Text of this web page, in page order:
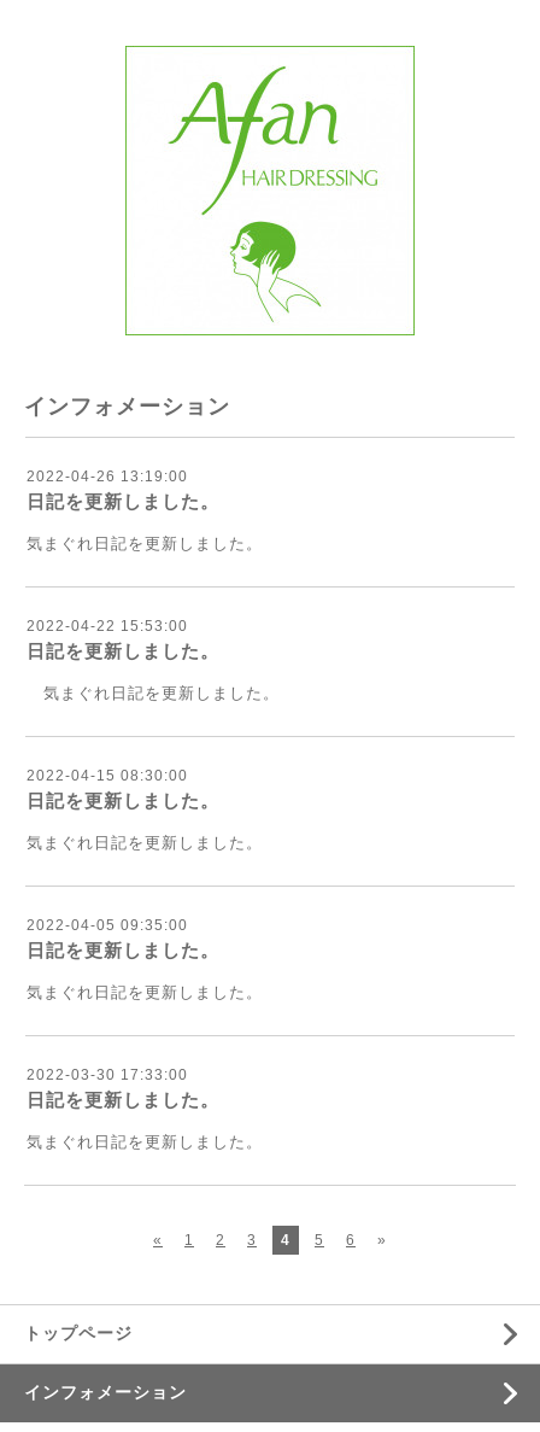
インフォメーション
2022-04-26 13:19:00
日記を更新しました。
気まぐれ日記を更新しました。
2022-04-22 15:53:00
日記を更新しました。
気まぐれ日記を更新しました。
2022-04-15 08:30:00
日記を更新しました。
気まぐれ日記を更新しました。
2022-04-05 09:35:00
日記を更新しました。
気まぐれ日記を更新しました。
2022-03-30 17:33:00
日記を更新しました。
気まぐれ日記を更新しました。
« 1 2 3 4 5 6 »
トップページ
インフォメーション